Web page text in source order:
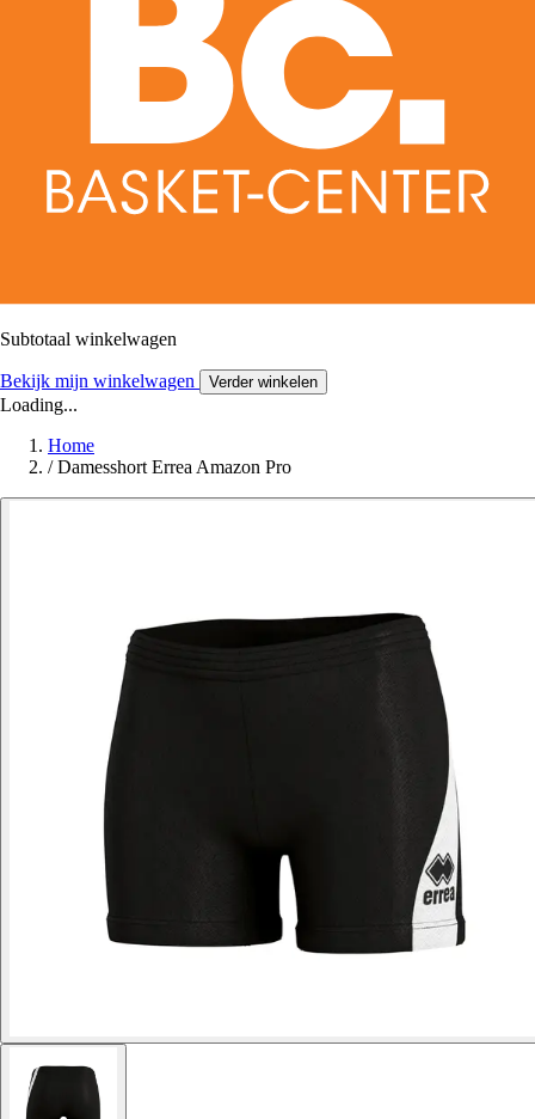
Subtotaal winkelwagen
Bekijk mijn winkelwagen Verder winkelen
Loading...
Home
/ Damesshort Errea Amazon Pro